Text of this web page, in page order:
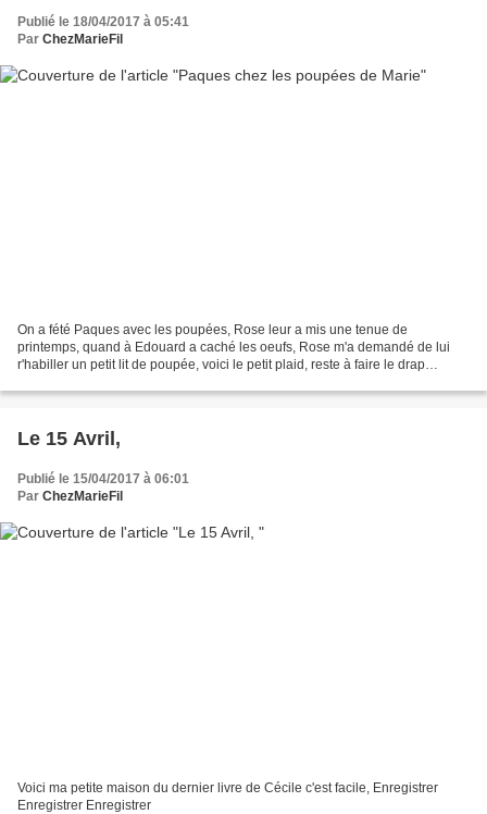
Publié le 18/04/2017 à 05:41
Par ChezMarieFil
On a fété Paques avec les poupées, Rose leur a mis une tenue de
printemps, quand à Edouard a caché les oeufs, Rose m'a demandé de lui
r'habiller un petit lit de poupée, voici le petit plaid, reste à faire le drap
Le 15 Avril,
Publié le 15/04/2017 à 06:01
Par ChezMarieFil
Voici ma petite maison du dernier livre de Cécile c'est facile, Enregistrer
Enregistrer Enregistrer